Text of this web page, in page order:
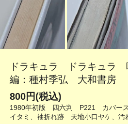
ドラキュラ ドラキュラ
編：種村季弘 大和書房
800円(税込)
1980年初版 四六判 P221 カバース
イタミ、袖折れ跡 天地小口ヤケ、汚